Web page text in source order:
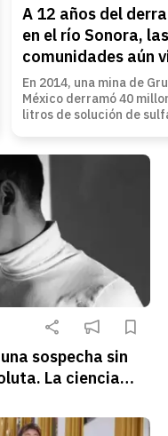
A 12 años del
en el río Sonora, las
comunidades aún
sin confiar en el
En 2014, una mina de
México derramó 40
litros de solución de
después, sus efectos
presentes en la vida
de las comunidades.
sospecha sin
La ciencia
donde quizá